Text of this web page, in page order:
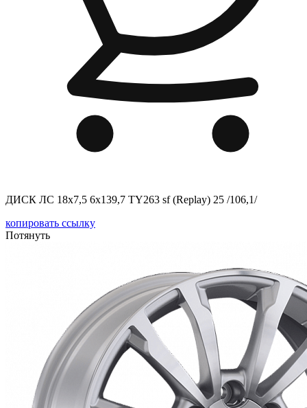
ДИСК ЛС 18x7,5 6x139,7 TY263 sf (Replay) 25 /106,1/
копировать ссылку
Потянуть